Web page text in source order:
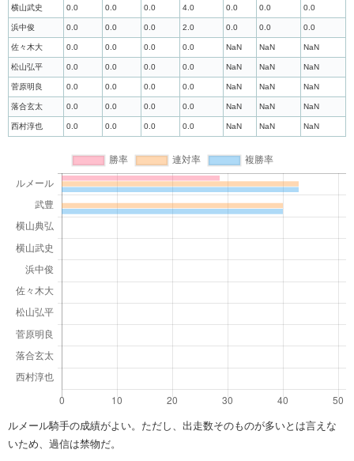
横山武史 0.0 0.0 0.0 4.0 0.0 0.0 0.0
浜中俊 0.0 0.0 0.0 2.0 0.0 0.0 0.0
佐々木大 0.0 0.0 0.0 0.0 NaN NaN NaN
松山弘平 0.0 0.0 0.0 0.0 NaN NaN NaN
菅原明良 0.0 0.0 0.0 0.0 NaN NaN NaN
落合玄太 0.0 0.0 0.0 0.0 NaN NaN NaN
西村淳也 0.0 0.0 0.0 0.0 NaN NaN NaN
ルメール騎手の成績がよい。ただし、出走数そのものが多いとは言えな
いため、過信は禁物だ。